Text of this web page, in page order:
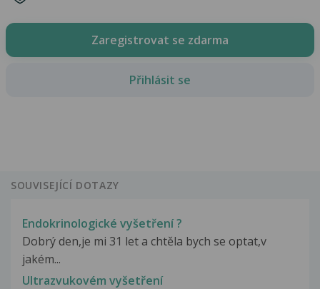
Zaregistrovat se zdarma
Přihlásit se
SOUVISEJÍCÍ DOTAZY
Endokrinologické vyšetření ?
Dobrý den,je mi 31 let a chtěla bych se optat,v
jakém...
Ultrazvukovém vyšetření